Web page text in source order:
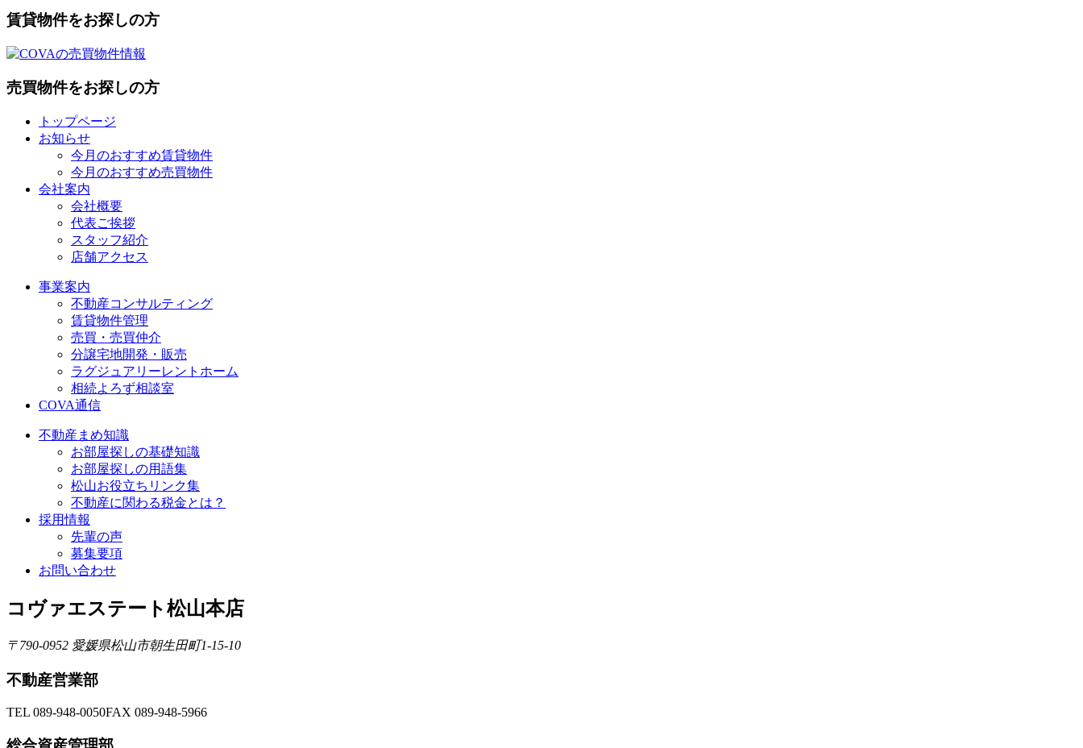
賃貸物件をお探しの方
売買物件をお探しの方
トップページ
お知らせ
今月のおすすめ賃貸物件
今月のおすすめ売買物件
会社案内
会社概要
代表ご挨拶
スタッフ紹介
店舗アクセス
事業案内
不動産コンサルティング
賃貸物件管理
売買・売買仲介
分譲宅地開発・販売
ラグジュアリーレントホーム
相続よろず相談室
COVA通信
不動産まめ知識
お部屋探しの基礎知識
お部屋探しの用語集
松山お役立ちリンク集
不動産に関わる税金とは？
採用情報
先輩の声
募集要項
お問い合わせ
コヴァエステート松山本店
〒790-0952 愛媛県松山市朝生田町1-15-10
不動産営業部
TEL 089-948-0050FAX 089-948-5966